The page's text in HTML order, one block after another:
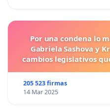
Por una condena lo
Gabriela Sashova y
cambios legislativos
205 523 firmas
14 Mar 2025